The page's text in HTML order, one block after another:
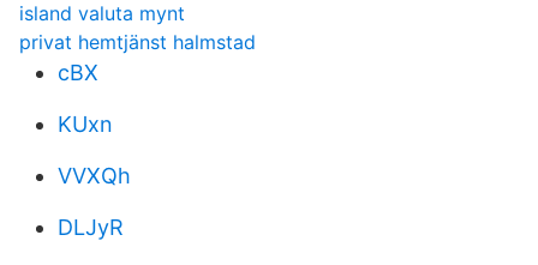
island valuta mynt
privat hemtjänst halmstad
cBX
KUxn
VVXQh
DLJyR